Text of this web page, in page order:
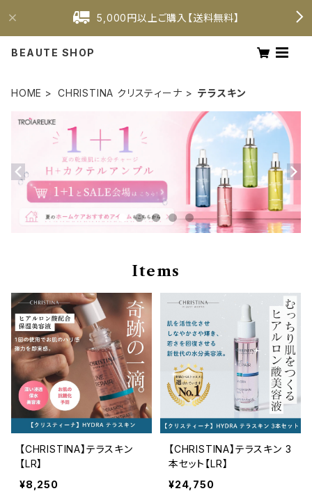
5,000円以上ご購入【送料無料】
BEAUTE SHOP
HOME CHRISTINA クリスティーナ テラスキン
Items
【CHRISTINA】テラスキン
【LR】
¥8,250
【CHRISTINA】テラスキン 3
本セット【LR】
¥24,750